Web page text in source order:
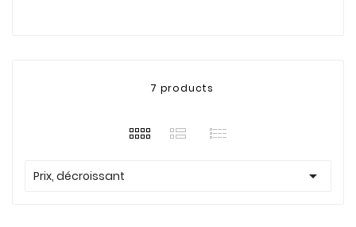
7 products
Prix, décroissant 